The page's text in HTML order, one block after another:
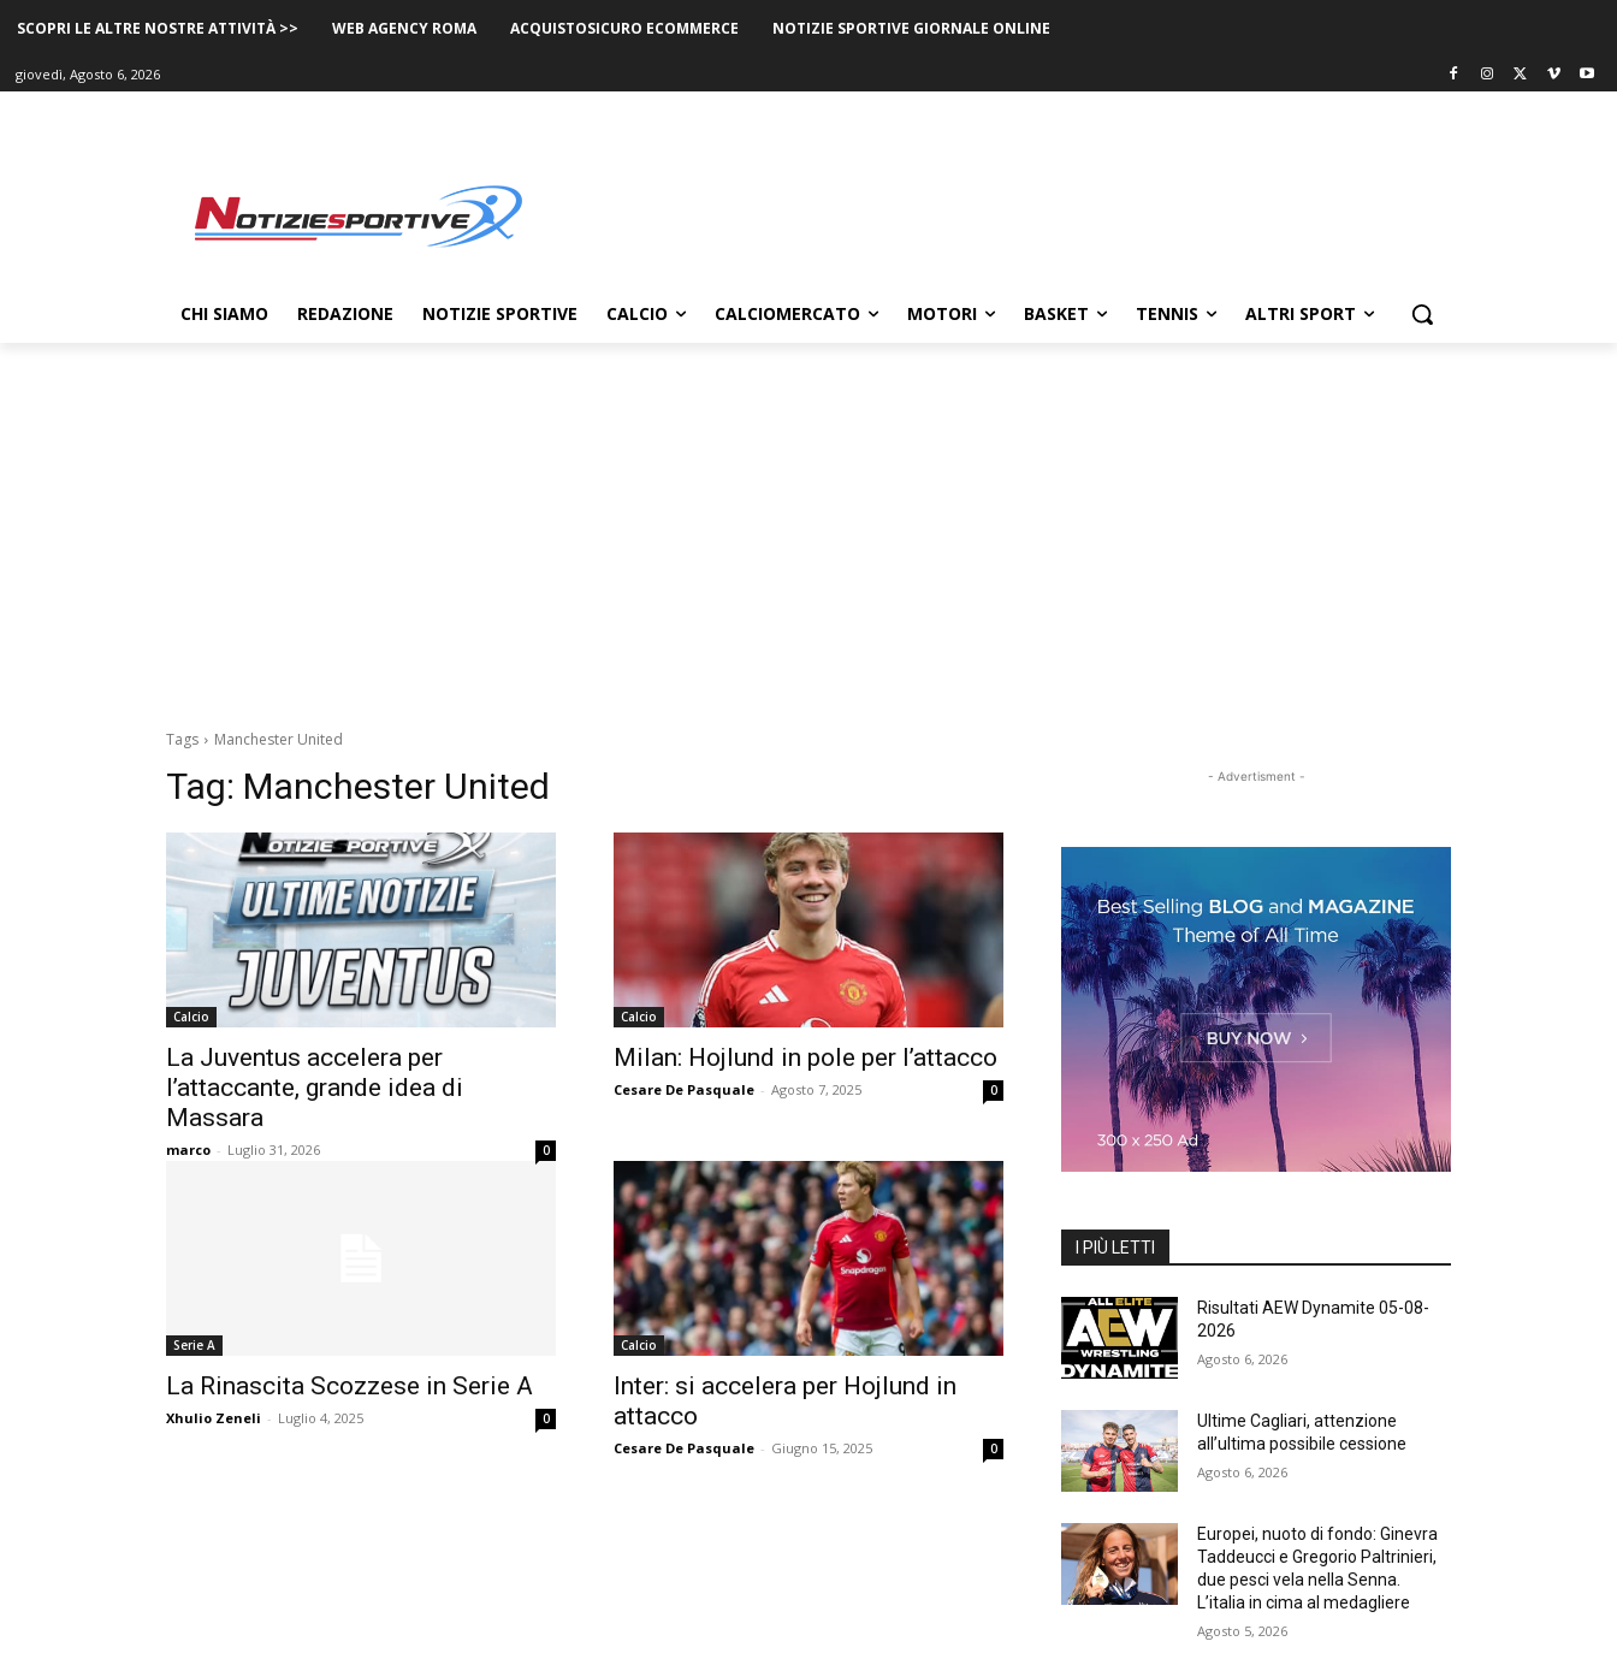
SCOPRI LE ALTRE NOSTRE ATTIVITÀ >> WEB AGENCY ROMA ACQUISTOSICURO ECOMMERCE NOTIZIE SPORTIVE GIORNALE ONLINE
giovedì, Agosto 6, 2026
CHI SIAMO REDAZIONE NOTIZIE SPORTIVE CALCIO CALCIOMERCATO MOTORI BASKET TENNIS ALTRI SPORT
Tags Manchester United
Tag: Manchester United
Calcio
La Juventus accelera per
l’attaccante, grande idea di
Massara
marco - Luglio 31, 2026 0
Calcio
Milan: Hojlund in pole per l’attacco
Cesare De Pasquale - Agosto 7, 2025 0
Serie A
La Rinascita Scozzese in Serie A
Xhulio Zeneli - Luglio 4, 2025 0
Calcio
Inter: si accelera per Hojlund in
attacco
Cesare De Pasquale - Giugno 15, 2025 0
- Advertisment -
I PIÙ LETTI
Risultati AEW Dynamite 05-08-
2026
Agosto 6, 2026
Ultime Cagliari, attenzione
all’ultima possibile cessione
Agosto 6, 2026
Europei, nuoto di fondo: Ginevra
Taddeucci e Gregorio Paltrinieri,
due pesci vela nella Senna.
L’italia in cima al medagliere
Agosto 5, 2026